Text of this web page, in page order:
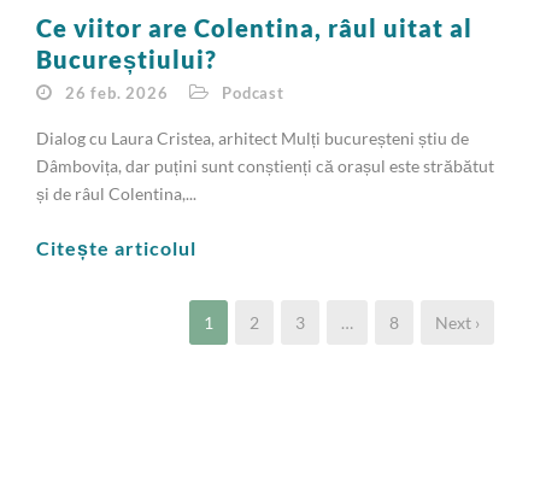
Ce viitor are Colentina, râul uitat al
Bucureștiului?
26 feb. 2026 Podcast
Dialog cu Laura Cristea, arhitect Mulți bucureșteni știu de
Dâmbovița, dar puțini sunt conștienți că orașul este străbătut
și de râul Colentina,...
Citește articolul
1 2 3 … 8 Next ›